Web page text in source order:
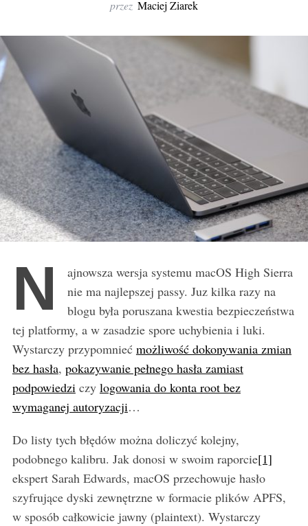
przez Maciej Ziarek
N
ajnowsza wersja systemu macOS High Sierra
nie ma najlepszej passy. Juz kilka razy na
blogu była poruszana kwestia bezpieczeństwa
tej platformy, a w zasadzie spore uchybienia i luki.
Wystarczy przypomnieć możliwość dokonywania zmian
bez hasła, pokazywanie pełnego hasła zamiast
podpowiedzi czy logowania do konta root bez
wymaganej autoryzacji…
Do listy tych błędów można doliczyć kolejny,
podobnego kalibru. Jak donosi w swoim raporcie[1]
ekspert Sarah Edwards, macOS przechowuje hasło
szyfrujące dyski zewnętrzne w formacie plików APFS,
w sposób całkowicie jawny (plaintext). Wystarczy